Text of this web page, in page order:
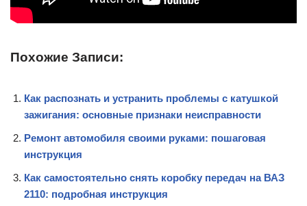
Похожие Записи:
Как распознать и устранить проблемы с катушкой
зажигания: основные признаки неисправности
Ремонт автомобиля своими руками: пошаговая
инструкция
Как самостоятельно снять коробку передач на ВАЗ
2110: подробная инструкция